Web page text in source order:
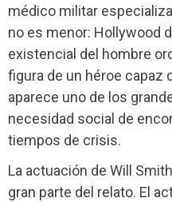
médico militar
no es menor: Hollywood
existencial del hombre
figura de un héroe capaz
aparece uno de los
necesidad social de
tiempos de crisis.
La actuación de Will
gran parte del relato. El